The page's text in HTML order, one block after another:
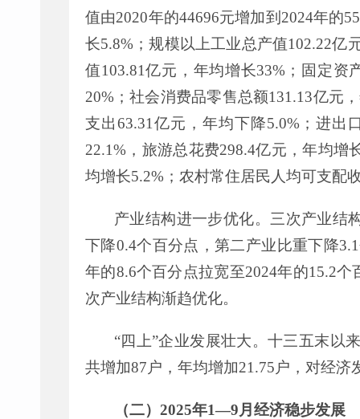
值由2020年的44696元增加到 2024年的
长5.8% ；规模以上工业总产值102.22亿
值103.81亿元，年均增长33% ；固定资
20% ；社会消费品零售总额131.13亿元
支出63.31 亿元，年均下降5.0%；进出
22.1% ，旅游总花费298.4亿元，年均增
均增长5.2% ；农村常住居民人均可支配
产业结构进一步优化。三次产业结
下降0.4个百分点，第二产业比重下降3.1
年的8.6个百分点拉宽至2024年的15.2个
次产业结构渐趋优化。
“四上”企业发展壮大。十三五末以
共增加87 户，年均增加21.75 户，对经济
（二） 2025年1—9月经济稳步发展